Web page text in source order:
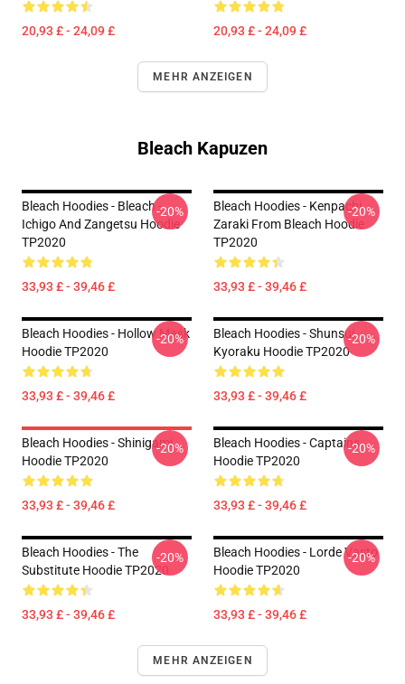
20,93 £ - 24,09 £ 20,93 £ - 24,09 £
MEHR ANZEIGEN
Bleach Kapuzen
Bleach Hoodies - Bleach -
Ichigo And Zangetsu Hoodie
TP2020
33,93 £ - 39,46 £
-20%
Bleach Hoodies - Kenpachi
Zaraki From Bleach Hoodie
TP2020
33,93 £ - 39,46 £
-20%
Bleach Hoodies - Hollow Mask
Hoodie TP2020
33,93 £ - 39,46 £
-20%
Bleach Hoodies - Shunsui
Kyoraku Hoodie TP2020
33,93 £ - 39,46 £
-20%
Bleach Hoodies - Shinigami
Hoodie TP2020
33,93 £ - 39,46 £
-20%
Bleach Hoodies - Captains
Hoodie TP2020
33,93 £ - 39,46 £
-20%
Bleach Hoodies - The
Substitute Hoodie TP2020
33,93 £ - 39,46 £
-20%
Bleach Hoodies - Lorde Vasto
Hoodie TP2020
33,93 £ - 39,46 £
-20%
MEHR ANZEIGEN